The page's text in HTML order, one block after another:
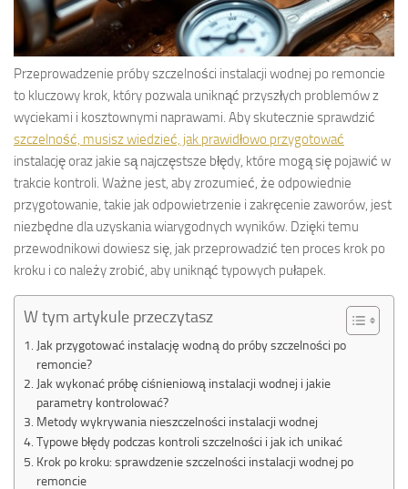
Przeprowadzenie próby szczelności instalacji wodnej po remoncie
to kluczowy krok, który pozwala uniknąć przyszłych problemów z
wyciekami i kosztownymi naprawami. Aby skutecznie sprawdzić
szczelność, musisz wiedzieć, jak prawidłowo przygotować
instalację oraz jakie są najczęstsze błędy, które mogą się pojawić w
trakcie kontroli. Ważne jest, aby zrozumieć, że odpowiednie
przygotowanie, takie jak odpowietrzenie i zakręcenie zaworów, jest
niezbędne dla uzyskania wiarygodnych wyników. Dzięki temu
przewodnikowi dowiesz się, jak przeprowadzić ten proces krok po
kroku i co należy zrobić, aby uniknąć typowych pułapek.
W tym artykule przeczytasz
Jak przygotować instalację wodną do próby szczelności po
remoncie?
Jak wykonać próbę ciśnieniową instalacji wodnej i jakie
parametry kontrolować?
Metody wykrywania nieszczelności instalacji wodnej
Typowe błędy podczas kontroli szczelności i jak ich unikać
Krok po kroku: sprawdzenie szczelności instalacji wodnej po
remoncie